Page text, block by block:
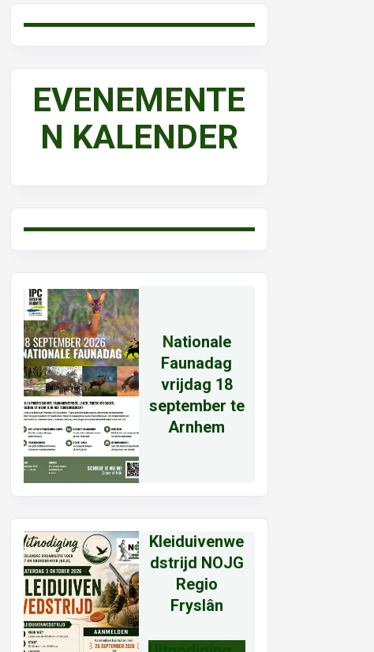
EVENEMENTE
N KALENDER
Nationale
Faunadag
vrijdag 18
september te
Arnhem
Kleiduivenwe
dstrijd NOJG
Regio
Fryslân